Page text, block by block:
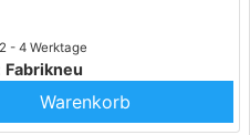
- 4 Werktage
Fabrikneu
Warenkorb